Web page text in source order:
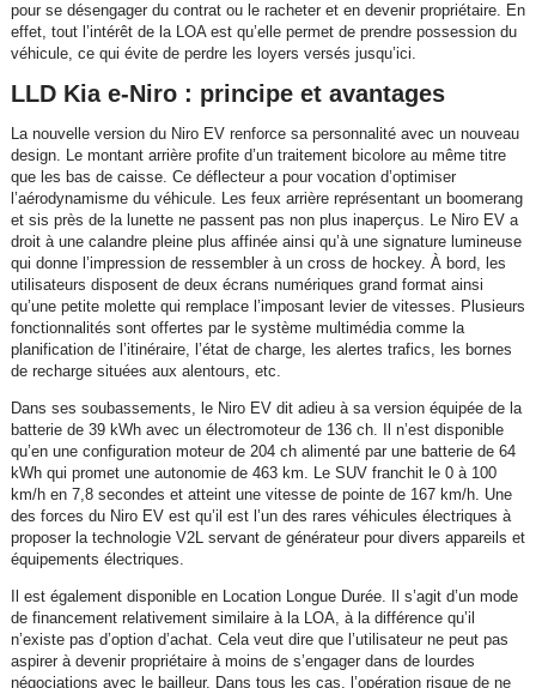
pour se désengager du contrat ou le racheter et en devenir propriétaire. En
effet, tout l’intérêt de la LOA est qu’elle permet de prendre possession du
véhicule, ce qui évite de perdre les loyers versés jusqu’ici.
LLD Kia e-Niro : principe et avantages
La nouvelle version du Niro EV renforce sa personnalité avec un nouveau
design. Le montant arrière profite d’un traitement bicolore au même titre
que les bas de caisse. Ce déflecteur a pour vocation d’optimiser
l’aérodynamisme du véhicule. Les feux arrière représentant un boomerang
et sis près de la lunette ne passent pas non plus inaperçus. Le Niro EV a
droit à une calandre pleine plus affinée ainsi qu’à une signature lumineuse
qui donne l’impression de ressembler à un cross de hockey. À bord, les
utilisateurs disposent de deux écrans numériques grand format ainsi
qu’une petite molette qui remplace l’imposant levier de vitesses. Plusieurs
fonctionnalités sont offertes par le système multimédia comme la
planification de l’itinéraire, l’état de charge, les alertes trafics, les bornes
de recharge situées aux alentours, etc.
Dans ses soubassements, le Niro EV dit adieu à sa version équipée de la
batterie de 39 kWh avec un électromoteur de 136 ch. Il n’est disponible
qu’en une configuration moteur de 204 ch alimenté par une batterie de 64
kWh qui promet une autonomie de 463 km. Le SUV franchit le 0 à 100
km/h en 7,8 secondes et atteint une vitesse de pointe de 167 km/h. Une
des forces du Niro EV est qu’il est l’un des rares véhicules électriques à
proposer la technologie V2L servant de générateur pour divers appareils et
équipements électriques.
Il est également disponible en Location Longue Durée. Il s’agit d’un mode
de financement relativement similaire à la LOA, à la différence qu’il
n’existe pas d’option d’achat. Cela veut dire que l’utilisateur ne peut pas
aspirer à devenir propriétaire à moins de s’engager dans de lourdes
négociations avec le bailleur. Dans tous les cas, l’opération risque de ne